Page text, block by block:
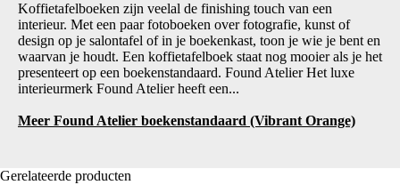
Koffietafelboeken zijn veelal de finishing touch van een
interieur. Met een paar fotoboeken over fotografie, kunst of
design op je salontafel of in je boekenkast, toon je wie je bent en
waarvan je houdt. Een koffietafelboek staat nog mooier als je het
presenteert op een boekenstandaard. Found Atelier Het luxe
interieurmerk Found Atelier heeft een...
Meer Found Atelier boekenstandaard (Vibrant Orange)
Gerelateerde producten